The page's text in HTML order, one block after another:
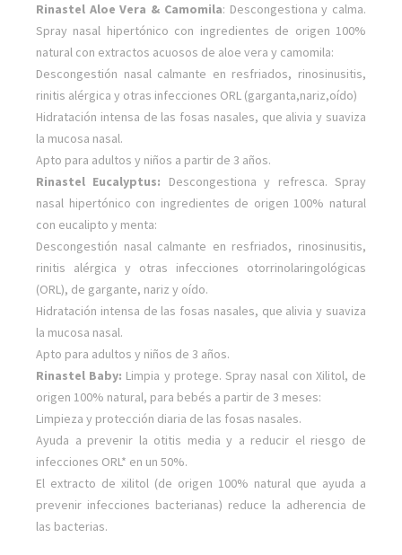
Rinastel Aloe Vera & Camomila: Descongestiona y calma.
Spray nasal hipertónico con ingredientes de origen 100%
natural con extractos acuosos de aloe vera y camomila:
Descongestión nasal calmante en resfriados, rinosinusitis,
rinitis alérgica y otras infecciones ORL (garganta,nariz,oído)
Hidratación intensa de las fosas nasales, que alivia y suaviza
la mucosa nasal.
Apto para adultos y niños a partir de 3 años.
Rinastel Eucalyptus: Descongestiona y refresca. Spray
nasal hipertónico con ingredientes de origen 100% natural
con eucalipto y menta:
Descongestión nasal calmante en resfriados, rinosinusitis,
rinitis alérgica y otras infecciones otorrinolaringológicas
(ORL), de gargante, nariz y oído.
Hidratación intensa de las fosas nasales, que alivia y suaviza
la mucosa nasal.
Apto para adultos y niños de 3 años.
Rinastel Baby: Limpia y protege. Spray nasal con Xilitol, de
origen 100% natural, para bebés a partir de 3 meses:
Limpieza y protección diaria de las fosas nasales.
Ayuda a prevenir la otitis media y a reducir el riesgo de
infecciones ORL* en un 50%.
El extracto de xilitol (de origen 100% natural que ayuda a
prevenir infecciones bacterianas) reduce la adherencia de
las bacterias.